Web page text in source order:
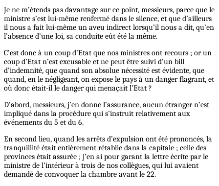
Je ne m’étends pas davantage sur ce point, messieurs, parce que le
ministre s’est lui-même renfermé dans le silence, et que d’ailleurs
il nous a fait lui-même un aveu indirect lorsqu’il nous a dit, qu’en
l’absence d’une loi, sa conduite eût été la même.
C’est donc à un coup d’Etat que nos ministres ont recours ; or un
coup d’Etat n’est excusable et ne peut être suivi d’un bill
d’indemnité, que quand son absolue nécessité est évidente, que
quand, en le négligeant, on expose le pays à un danger flagrant, et
où donc était-il le danger qui menaçait l’Etat ?
D’abord, messieurs, j’en donne l’assurance, aucun étranger n’est
impliqué dans la procédure qui s’instruit relativement aux
événements du 5 et du 6.
En second lieu, quand les arrêts d’expulsion ont été prononcés, la
tranquillité était entièrement rétablie dans la capitale ; celle des
provinces était assurée ; j’en ai pour garant la lettre écrite par le
ministre de l’intérieur à trois de nos collègues, qui lui avaient
demandé de convoquer la chambre avant le 22.